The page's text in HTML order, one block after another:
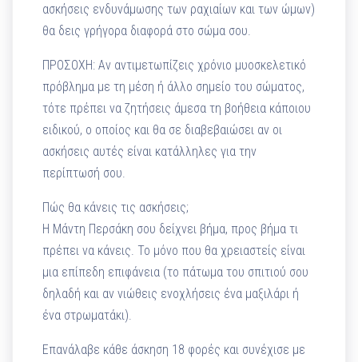
ασκήσεις ενδυνάμωσης των ραχιαίων και των ώμων)
θα δεις γρήγορα διαφορά στο σώμα σου.
ΠΡΟΣΟΧΗ: Αν αντιμετωπίζεις χρόνιο μυοσκελετικό
πρόβλημα με τη μέση ή άλλο σημείο του σώματος,
τότε πρέπει να ζητήσεις άμεσα τη βοήθεια κάποιου
ειδικού, ο οποίος και θα σε διαβεβαιώσει αν οι
ασκήσεις αυτές είναι κατάλληλες για την
περίπτωσή σου.
Πώς θα κάνεις τις ασκήσεις;
Η Μάντη Περσάκη σου δείχνει βήμα, προς βήμα τι
πρέπει να κάνεις. Το μόνο που θα χρειαστείς είναι
μια επίπεδη επιφάνεια (το πάτωμα του σπιτιού σου
δηλαδή και αν νιώθεις ενοχλήσεις ένα μαξιλάρι ή
ένα στρωματάκι).
Επανάλαβε κάθε άσκηση 18 φορές και συνέχισε με